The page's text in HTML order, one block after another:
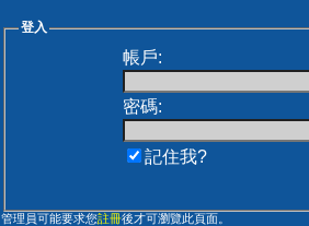
登入
帳戶:
密碼:
記住我?
管理員可能要求您註冊後才可瀏覽此頁面。